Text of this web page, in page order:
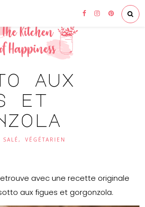
aux
et
SALÉ, VÉGÉTARIEN
avec une recette originale
aux figues et gorgonzola.